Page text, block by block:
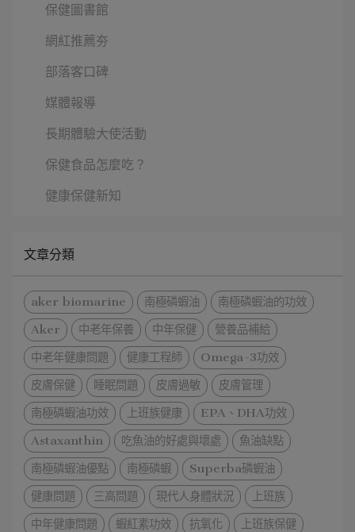
保健圖書館
網紅推薦夯
部落客口碑
媒體報導
長期體驗大使活動
保健食品怎麼吃？
健康保健新知
文章分類
aker biomarine 南極磷蝦油
南極磷蝦油的功效
Aker
中老年保養 中年保健
營養品補給
中老年健康問題
健康工程師
Omega-3功效
皮膚保健
睡眠問題 皮膚過敏
皮膚管理
南極磷蝦油功效
上班族健康
EPA、DHA功效
Astaxanthin
吃魚油的好處與壞處
魚油缺點
南極磷蝦油優點
南極磷蝦
Superba磷蝦油
健康問題
三高問題 現代人身體狀況
上班族
中年健康問題
蝦紅素功效 抗氧化
上班族保健